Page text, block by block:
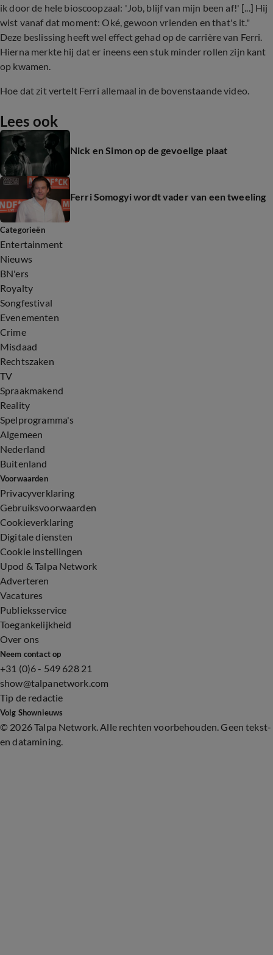
ik door de hele bioscoopzaal: 'Job, blijf van mijn been af!' [...] Hij
wist vanaf dat moment: Oké, gewoon vrienden en that's it."
Deze beslissing heeft wel effect gehad op de carrière van Ferri.
Hierna merkte hij dat er ineens een stuk minder rollen zijn kant
op kwamen.
Hoe dat zit vertelt Ferri allemaal in de bovenstaande video.
Lees ook
Nick en Simon op de gevoelige plaat
Ferri Somogyi wordt vader van een tweeling
Categorieën
Entertainment
Nieuws
BN'ers
Royalty
Songfestival
Evenementen
Crime
Misdaad
Rechtszaken
TV
Spraakmakend
Reality
Spelprogramma's
Algemeen
Nederland
Buitenland
Voorwaarden
Privacyverklaring
Gebruiksvoorwaarden
Cookieverklaring
Digitale diensten
Cookie instellingen
Upod & Talpa Network
Adverteren
Vacatures
Publieksservice
Toegankelijkheid
Over ons
Neem contact op
+31 (0)6 - 549 628 21
show@talpanetwork.com
Tip de redactie
Volg Shownieuws
© 2026 Talpa Network. Alle rechten voorbehouden. Geen tekst-
en datamining.